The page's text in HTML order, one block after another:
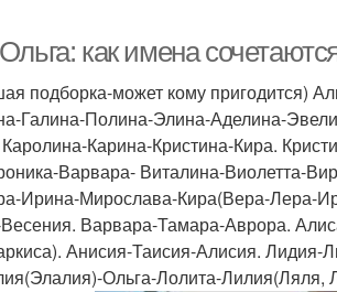
как имена
подборка-может кому пригодится)
Галина-Полина-Элина-Аделина-
Карина-Кристина-Кира.
Варвара- Виталина-Виолетта-
Ирина-Мирослава-Кира(Вера-Лера-
Варвара-Тамара-Аврора.
Анисия-Таисия-Алисия.
Ольга-Лолита-Лилия(Ляля,